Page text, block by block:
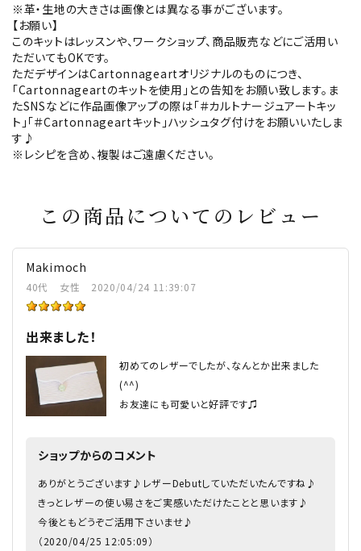
※革・生地の大きさは画像とは異なる事がございます。
【お願い】
このキットはレッスンや、ワークショップ、商品販売などにご活用い
ただいてもOKです。
ただデザインはCartonnageartオリジナルのものにつき、
「Cartonnageartのキットを使用」との告知をお願い致します。ま
たSNSなどに作品画像アップの際は「＃カルトナージュアートキッ
ト」「＃Cartonnageartキット」ハッシュタグ付けをお願いいたしま
す♪
※レシピを含め、複製はご遠慮ください。
この商品についてのレビュー
Makimoch
40代 女性 2020/04/24 11:39:07
出来ました！
初めてのレザーでしたが、なんとか出来ました
(^^)
お友達にも可愛いと好評です♫
ショップからのコメント
ありがとうございます♪レザーDebutしていただいたんですね♪
きっとレザーの使い易さをご実感いただけたことと思います♪
今後ともどうぞご活用下さいませ♪
（2020/04/25 12:05:09）